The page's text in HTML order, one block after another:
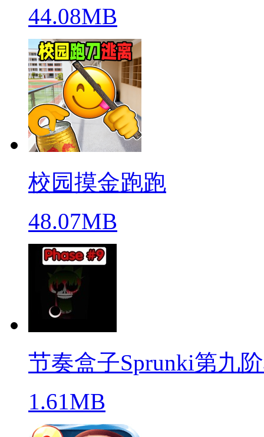
44.08MB
校园摸金跑跑
48.07MB
节奏盒子Sprunki第九
1.61MB